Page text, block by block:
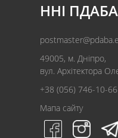
ННІ ПДАБА
49005, м. Дніпро,
вул. Архітектора
+38 (056) 746-10-66
Мапа сайту